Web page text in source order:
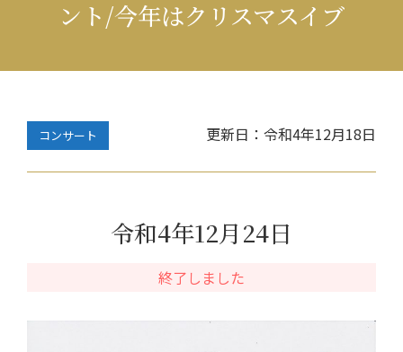
ント/今年はクリスマスイブ
コンサート 更新日：令和4年12月18日
令和4年12月24日
終了しました